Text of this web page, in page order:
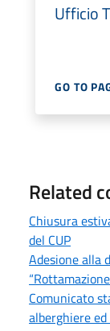
Ufficio
GO TO
Related
Chiusura
del CUP
Adesione alla
Comunicato
alberghiere